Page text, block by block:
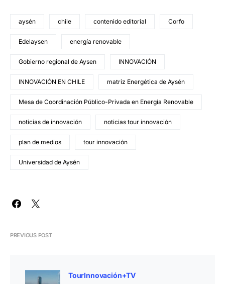
aysén chile contenido editorial Corfo
Edelaysen energía renovable
Gobierno regional de Aysen INNOVACIÓN
INNOVACIÓN EN CHILE matriz Energética de Aysén
Mesa de Coordinación Público-Privada en Energía Renovable
noticias de innovación noticias tour innovación
plan de medios tour innovación
Universidad de Aysén
PREVIOUS POST
TourInnovación+TV